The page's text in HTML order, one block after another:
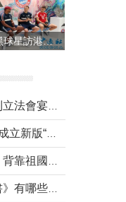
拜仁慕尼黑球星訪港 與球迷近距離互動